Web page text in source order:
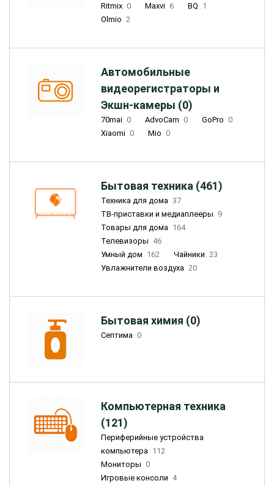
Ritmix 0 Maxvi 6 BQ 1
Olmio 2
Автомобильные
видеорегистраторы и
Экшн-камеры (0)
70mai 0 AdvoCam 0 GoPro 0
Xiaomi 0 Mio 0
Бытовая техника (461)
Техника для дома 37
ТВ-приставки и медиаплееры 9
Товары для дома 164
Телевизоры 46
Умный дом 162 Чайники 23
Увлажнители воздуха 20
Бытовая химия (0)
Септима 0
Компьютерная техника
(121)
Периферийные устройства
компьютера 112
Мониторы 0
Игровые консоли 4